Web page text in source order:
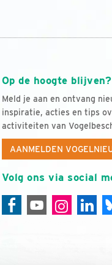
Op de hoogte blijven?
Meld je aan en ontvang
inspiratie, acties en tips
activiteiten van
AANMELDEN
Volg ons via social